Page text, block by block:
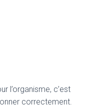
l’organisme, c’est
correctement.